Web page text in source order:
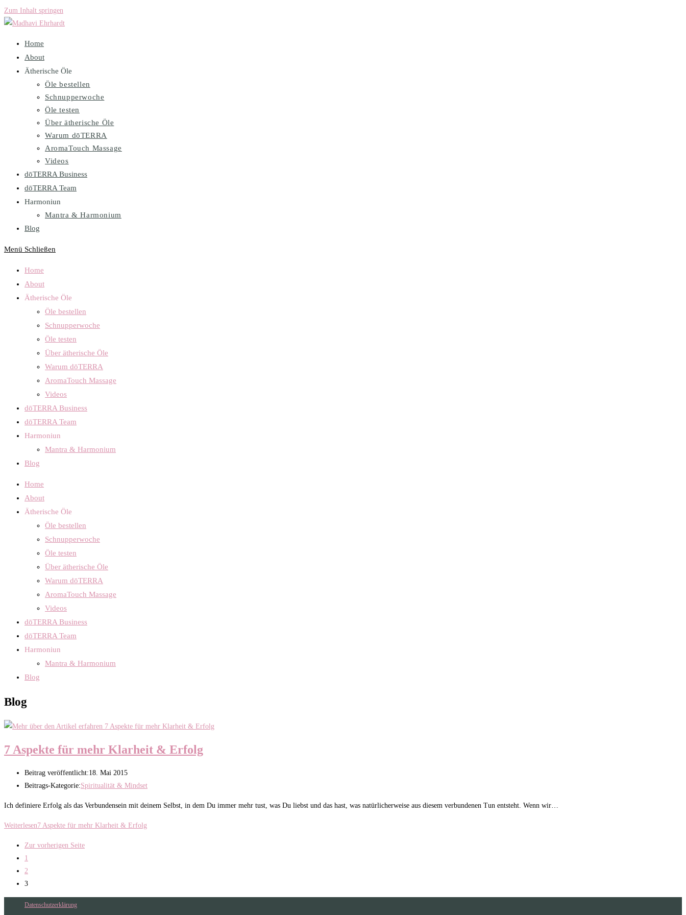
Zum Inhalt springen
Home
About
Ätherische Öle
Öle bestellen
Schnupperwoche
Öle testen
Über ätherische Öle
Warum dōTERRA
AromaTouch Massage
Videos
dōTERRA Business
dōTERRA Team
Harmoniun
Mantra & Harmonium
Blog
Menü Schließen
Home
About
Ätherische Öle
Öle bestellen
Schnupperwoche
Öle testen
Über ätherische Öle
Warum dōTERRA
AromaTouch Massage
Videos
dōTERRA Business
dōTERRA Team
Harmoniun
Mantra & Harmonium
Blog
Home
About
Ätherische Öle
Öle bestellen
Schnupperwoche
Öle testen
Über ätherische Öle
Warum dōTERRA
AromaTouch Massage
Videos
dōTERRA Business
dōTERRA Team
Harmoniun
Mantra & Harmonium
Blog
Blog
7 Aspekte für mehr Klarheit & Erfolg
Beitrag veröffentlicht:18. Mai 2015
Beitrags-Kategorie:Spiritualität & Mindset
Ich definiere Erfolg als das Verbundensein mit deinem Selbst, in dem Du immer mehr tust, was Du liebst und das hast, was natürlicherweise aus diesem verbundenen Tun entsteht. Wenn wir…
Weiterlesen7 Aspekte für mehr Klarheit & Erfolg
Zur vorherigen Seite
1
2
3
Datenschutzerklärung